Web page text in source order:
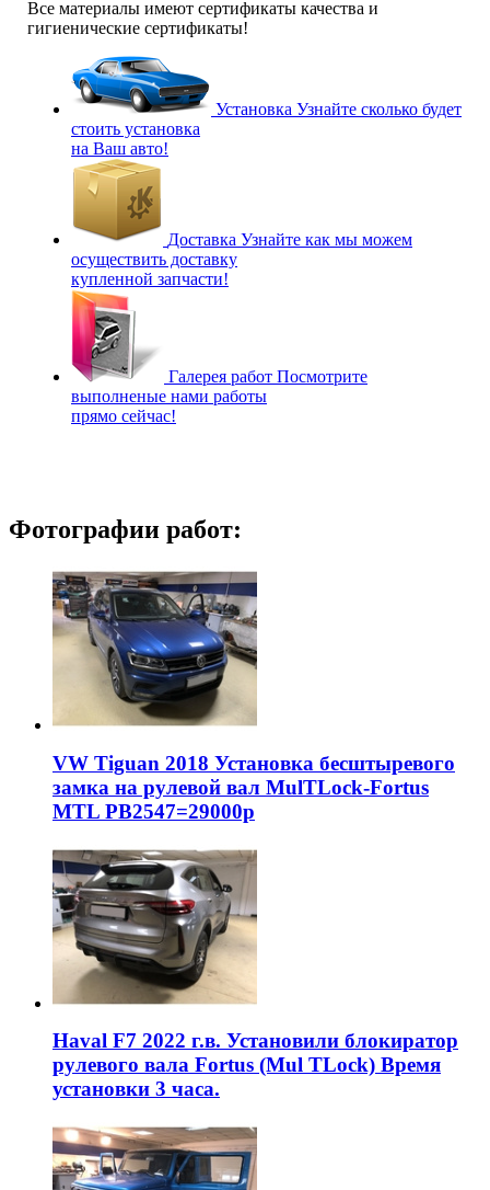
Все материалы имеют сертификаты качества и
гигиенические сертификаты!
Установка Узнайте сколько будет
стоить установка
на Ваш авто!
Доставка Узнайте как мы можем
осуществить доставку
купленной запчасти!
Галерея работ Посмотрите
выполненые нами работы
прямо сейчас!
Фотографии работ:
VW Tiguan 2018 Установка бесштыревого
замка на рулевой вал MulTLock-Fortus
MTL РВ2547=29000р
Haval F7 2022 г.в. Установили блокиратор
рулевого вала Fortus (Mul TLock) Время
установки 3 часа.